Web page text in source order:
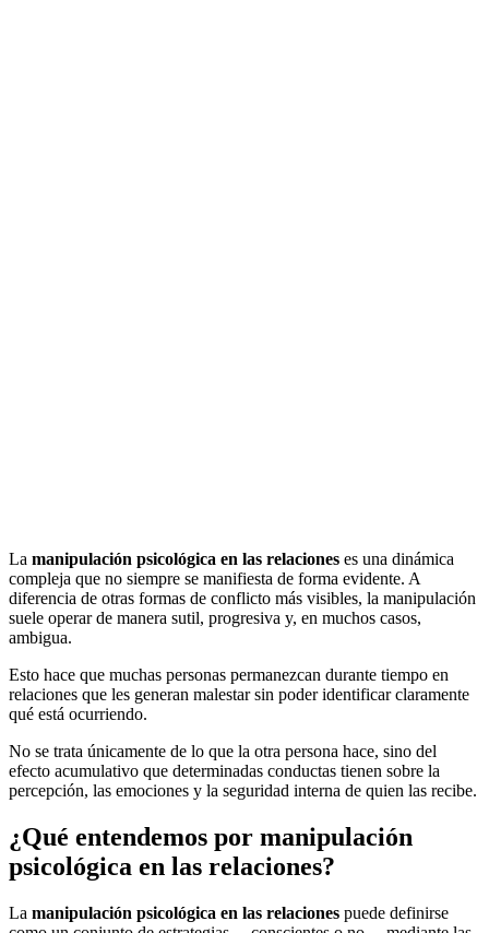
La manipulación psicológica en las relaciones es una dinámica
compleja que no siempre se manifiesta de forma evidente. A
diferencia de otras formas de conflicto más visibles, la manipulación
suele operar de manera sutil, progresiva y, en muchos casos,
ambigua.
Esto hace que muchas personas permanezcan durante tiempo en
relaciones que les generan malestar sin poder identificar claramente
qué está ocurriendo.
No se trata únicamente de lo que la otra persona hace, sino del
efecto acumulativo que determinadas conductas tienen sobre la
percepción, las emociones y la seguridad interna de quien las recibe.
¿Qué entendemos por manipulación
psicológica en las relaciones?
La manipulación psicológica en las relaciones puede definirse